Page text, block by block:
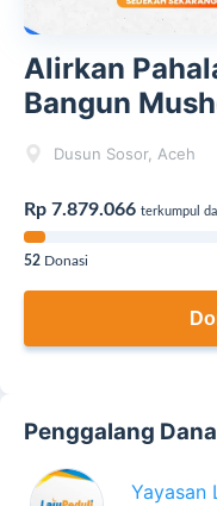
Alirkan
Bangun
Dusun Sosor, Aceh
Rp 7.879.066 terkumpul
52 Donasi
Penggalang Dana
Yayasan